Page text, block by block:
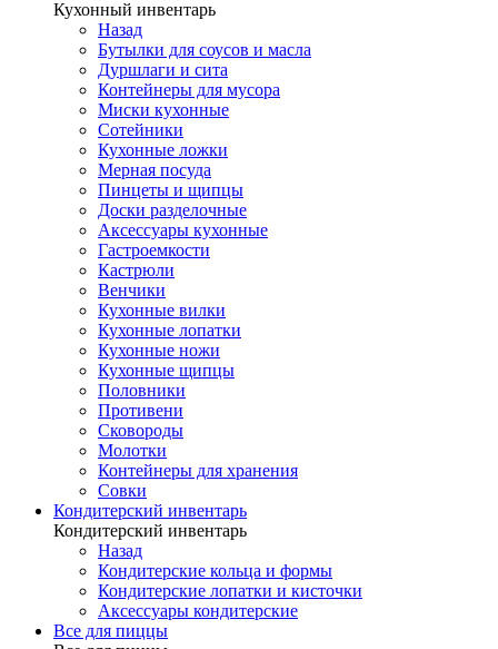
Кухонный инвентарь
Назад
Бутылки для соусов и масла
Дуршлаги и сита
Контейнеры для мусора
Миски кухонные
Сотейники
Кухонные ложки
Мерная посуда
Пинцеты и щипцы
Доски разделочные
Аксессуары кухонные
Гастроемкости
Кастрюли
Венчики
Кухонные вилки
Кухонные лопатки
Кухонные ножи
Кухонные щипцы
Половники
Противени
Сковороды
Молотки
Контейнеры для хранения
Совки
Кондитерский инвентарь
Кондитерский инвентарь
Назад
Кондитерские кольца и формы
Кондитерские лопатки и кисточки
Аксессуары кондитерские
Все для пиццы